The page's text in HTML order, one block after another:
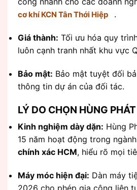
cơ khí KCN Tân Thới Hiệp
.
Giá thành: Tối ưu hóa quy
luôn cạnh tranh nhất khu vực
Bảo mật: Bảo mật tuyệt đối
thông tin dự án của đối tác.
LÝ DO CHỌN HÙNG
Kinh nghiệm dày dặn: Hùng
15 năm hoạt động trong ngành
chính xác HCM, hiểu rõ mọi
Máy móc hiện đại: Dàn máy